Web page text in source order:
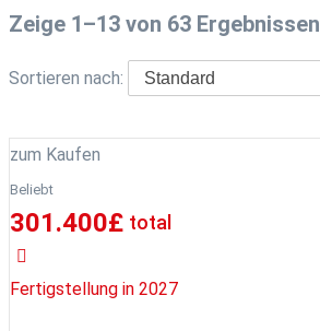
Zeige 1–13 von 63 Ergebnissen
Sortieren nach:
zum Kaufen
Beliebt
301.400£ total
Fertigstellung in 2027